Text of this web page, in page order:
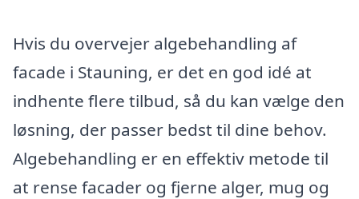
Hvis du overvejer algebehandling af
facade i Stauning, er det en god idé at
indhente flere tilbud, så du kan vælge den
løsning, der passer bedst til dine behov.
Algebehandling er en effektiv metode til
at rense facader og fjerne alger, mug og